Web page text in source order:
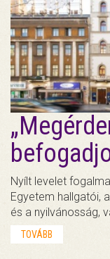
Nyílt levelet
Egyetem hallgatói,
és a nyilvánosság,
TOVÁBB